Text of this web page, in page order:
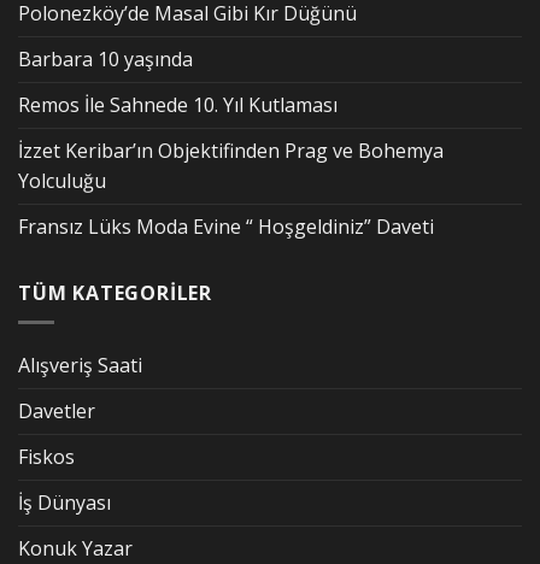
Polonezköy’de Masal Gibi Kır Düğünü
Barbara 10 yaşında
Remos İle Sahnede 10. Yıl Kutlaması
İzzet Keribar’ın Objektifinden Prag ve Bohemya
Yolculuğu
Fransız Lüks Moda Evine “ Hoşgeldiniz” Daveti
TÜM KATEGORİLER
Alışveriş Saati
Davetler
Fiskos
İş Dünyası
Konuk Yazar